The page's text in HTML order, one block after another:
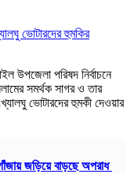
উপজেলা পরিষদ নির্বাচনে
সমর্থক সাগর ও তার
ভোটারদের হুমকী দেওয়ার
জড়িয়ে বাড়ছে অপরাধ